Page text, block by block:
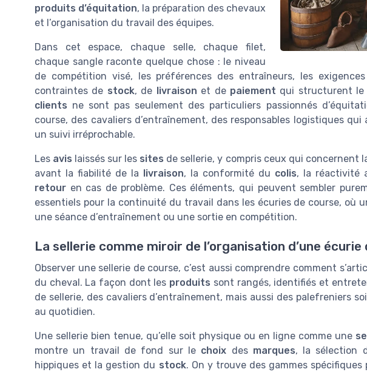
produits d’équitation, la préparation des chevaux
et l’organisation du travail des équipes.
Dans cet espace, chaque selle, chaque filet,
chaque sangle raconte quelque chose : le niveau
de compétition visé, les préférences des entraîneurs, les
contraintes de stock, de livraison et de paiement qui structurent le
clients ne sont pas seulement des particuliers passionnés
course, des cavaliers d’entraînement, des responsables logistiques
un suivi irréprochable.
Les avis laissés sur les sites de sellerie, y compris ceux qui concernent
avant la fiabilité de la livraison, la conformité du colis, la réactivité
retour en cas de problème. Ces éléments, qui peuvent sembler
essentiels pour la continuité du travail dans les écuries de course, où
une séance d’entraînement ou une sortie en compétition.
La sellerie comme miroir de l’organisation d’une écurie
Observer une sellerie de course, c’est aussi comprendre comment
du cheval. La façon dont les produits sont rangés, identifiés et
de sellerie, des cavaliers d’entraînement, mais aussi des palefreniers
au quotidien.
Une sellerie bien tenue, qu’elle soit physique ou en ligne comme une
montre un travail de fond sur le choix des marques, la sélection
hippiques et la gestion du stock. On y trouve des gammes